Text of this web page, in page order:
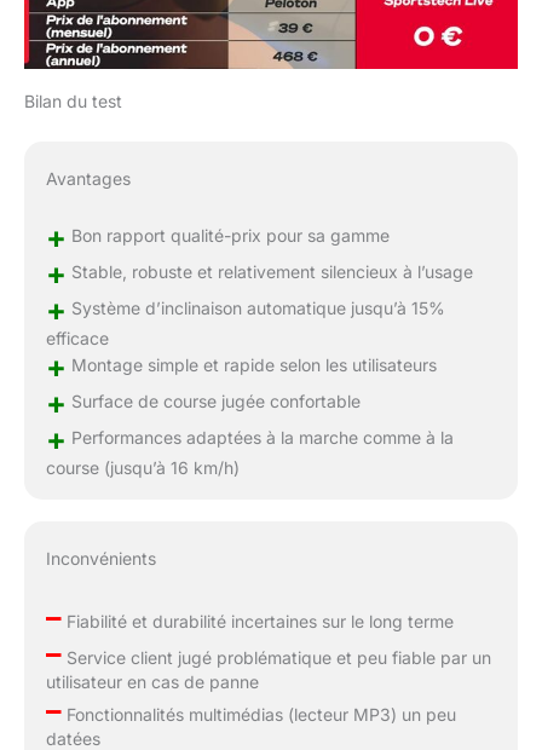
Bilan du test
Avantages
+ Bon rapport qualité-prix pour sa gamme
+ Stable, robuste et relativement silencieux à l’usage
+ Système d’inclinaison automatique jusqu’à 15%
efficace
+ Montage simple et rapide selon les utilisateurs
+ Surface de course jugée confortable
+ Performances adaptées à la marche comme à la
course (jusqu’à 16 km/h)
Inconvénients
–Fiabilité et durabilité incertaines sur le long terme
–Service client jugé problématique et peu fiable par un
utilisateur en cas de panne
–Fonctionnalités multimédias (lecteur MP3) un peu
datées